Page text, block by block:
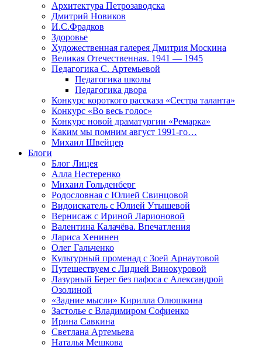
Архитектура Петрозаводска
Дмитрий Новиков
И.С.Фрадков
Здоровье
Художественная галерея Дмитрия Москина
Великая Отечественная. 1941 — 1945
Педагогика С. Артемьевой
Педагогика школы
Педагогика двора
Конкурс короткого рассказа «Сестра таланта»
Конкурс «Во весь голос»
Конкурс новой драматургии «Ремарка»
Каким мы помним август 1991-го…
Михаил Швейцер
Блоги
Блог Лицея
Алла Нестеренко
Михаил Гольденберг
Родословная с Юлией Свинцовой
Видоискатель с Юлией Утышевой
Вернисаж с Ириной Ларионовой
Валентина Калачёва. Впечатления
Лариса Хенинен
Олег Гальченко
Культурный променад с Зоей Арнаутовой
Путешествуем с Лидией Винокуровой
Лазурный Берег без пафоса с Александрой
Озолиной
«Задние мысли» Кирилла Олюшкина
Застолье с Владимиром Софиенко
Ирина Савкина
Светлана Артемьева
Наталья Мешкова